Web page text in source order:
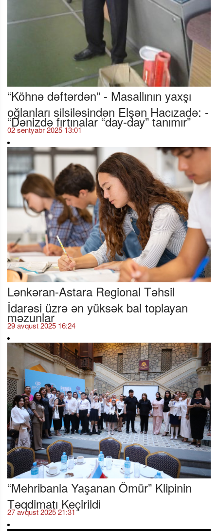
“Köhnə dəftərdən” - Masallının yaxşı
oğlanları silsiləsindən Elşən Hacızadə: -
“Dənizdə fırtınalar “day-day” tanımır”
02 sentyabr 2025 13:01
Lənkəran-Astara Regional Təhsil
İdarəsi üzrə ən yüksək bal toplayan
məzunlar
29 avqust 2025 16:24
“Mehribanla Yaşanan Ömür” Klipinin
Təqdimatı Keçirildi
27 avqust 2025 21:31